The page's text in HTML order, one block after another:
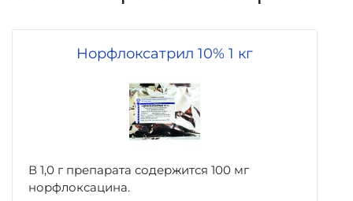
Норфлоксатрил 10% 1 кг
В 1,0 г препарата содержится 100 мг
норфлоксацина.